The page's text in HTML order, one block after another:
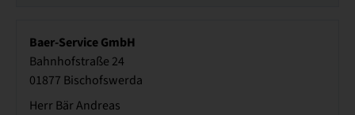
Baer-Service GmbH
Bahnhofstraße 24
01877 Bischofswerda
Herr Bär Andreas